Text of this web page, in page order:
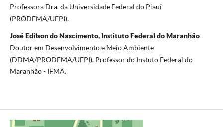
Professora Dra. da Universidade Federal do Piauí
(PRODEMA/UFPI).
José Edilson do Nascimento, Instituto Federal do Maranhão
Doutor em Desenvolvimento e Meio Ambiente
(DDMA/PRODEMA/UFPI). Professor do Instuto Federal do
Maranhão - IFMA.